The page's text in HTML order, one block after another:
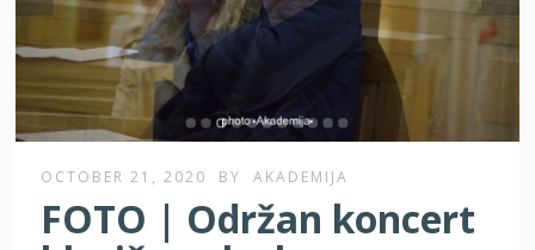
OCTOBER 21, 2020 BY AKADEMIJA
FOTO | Održan koncert